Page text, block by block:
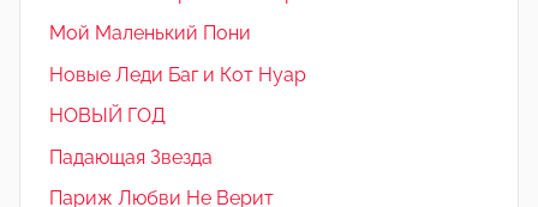
Мой Маленький Пони
Новые Леди Баг и Кот Нуар
НОВЫЙ ГОД
Падающая Звезда
Париж Любви Не Верит